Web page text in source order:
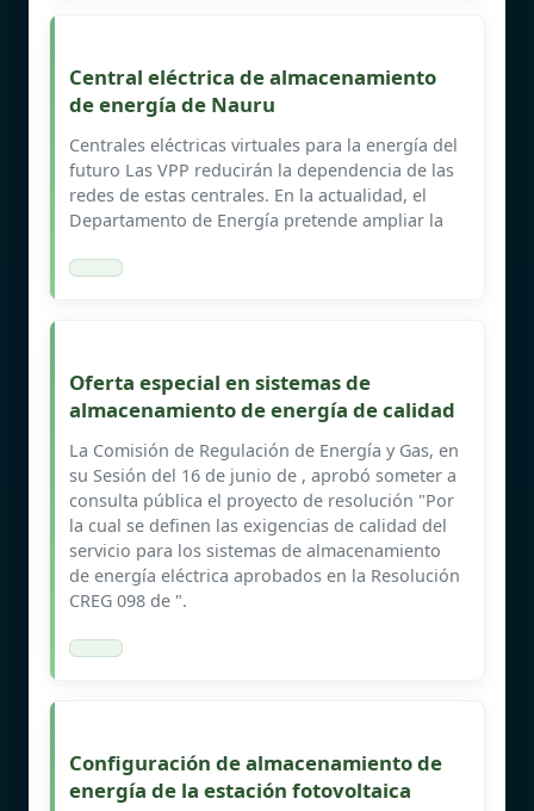
Central eléctrica de almacenamiento
de energía de Nauru
Centrales eléctricas virtuales para la energía del
futuro Las VPP reducirán la dependencia de las
redes de estas centrales. En la actualidad, el
Departamento de Energía pretende ampliar la
Oferta especial en sistemas de
almacenamiento de energía de calidad
La Comisión de Regulación de Energía y Gas, en
su Sesión del 16 de junio de , aprobó someter a
consulta pública el proyecto de resolución "Por
la cual se definen las exigencias de calidad del
servicio para los sistemas de almacenamiento
de energía eléctrica aprobados en la Resolución
CREG 098 de ".
Configuración de almacenamiento de
energía de la estación fotovoltaica